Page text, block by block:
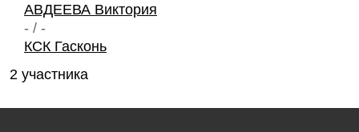
АВДЕЕВА Виктория
- / -
КСК Гасконь
2 участника